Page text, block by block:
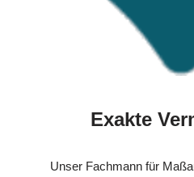
Exakte
Unser Fachmann für